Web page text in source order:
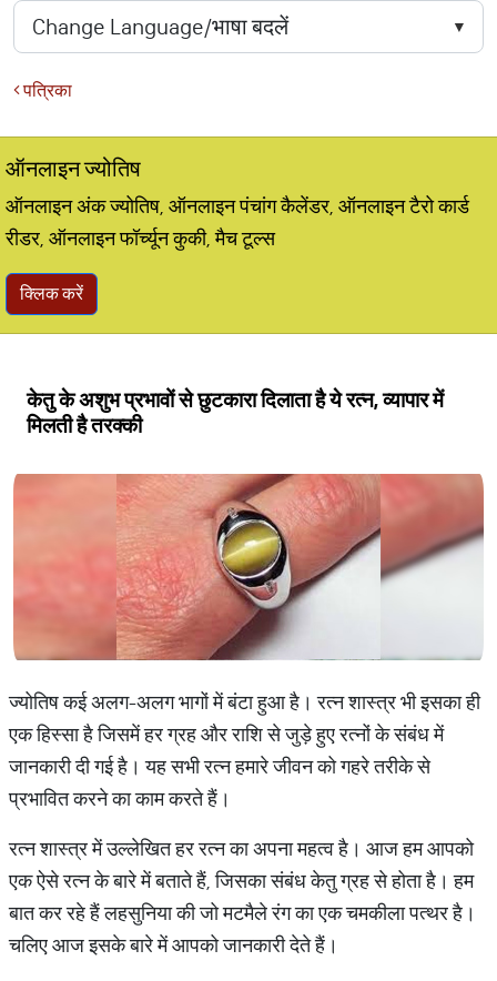
पत्रिका
ऑनलाइन ज्योतिष
ऑनलाइन अंक ज्योतिष, ऑनलाइन पंचांग कैलेंडर, ऑनलाइन टैरो कार्ड
रीडर, ऑनलाइन फॉर्च्यून कुकी, मैच टूल्स
क्लिक करें
केतु के अशुभ प्रभावों से छुटकारा दिलाता है ये रत्न, व्यापार में
मिलती है तरक्की
ज्योतिष कई अलग-अलग भागों में बंटा हुआ है। रत्न शास्त्र भी इसका ही
एक हिस्सा है जिसमें हर ग्रह और राशि से जुड़े हुए रत्नों के संबंध में
जानकारी दी गई है। यह सभी रत्न हमारे जीवन को गहरे तरीके से
प्रभावित करने का काम करते हैं।
रत्न शास्त्र में उल्लेखित हर रत्न का अपना महत्व है। आज हम आपको
एक ऐसे रत्न के बारे में बताते हैं, जिसका संबंध केतु ग्रह से होता है। हम
बात कर रहे हैं लहसुनिया की जो मटमैले रंग का एक चमकीला पत्थर है।
चलिए आज इसके बारे में आपको जानकारी देते हैं।